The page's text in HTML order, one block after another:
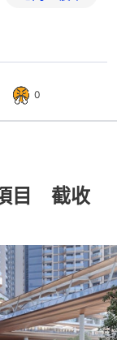
0
目 截收